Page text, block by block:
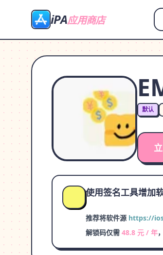
iPA应用商店
默认
使用签名工具增加
推荐将软件源 https://
解锁码仅需 48.8 元 / 年